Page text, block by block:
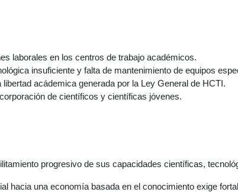
laborales en los centros de trabajo académicos.
insuficiente y falta de mantenimiento de equipos
acádemica generada por la Ley General de HCTI.
de científicos y científicas jóvenes.
progresivo de sus capacidades científicas,
hacia una economía basada en el conocimiento exige